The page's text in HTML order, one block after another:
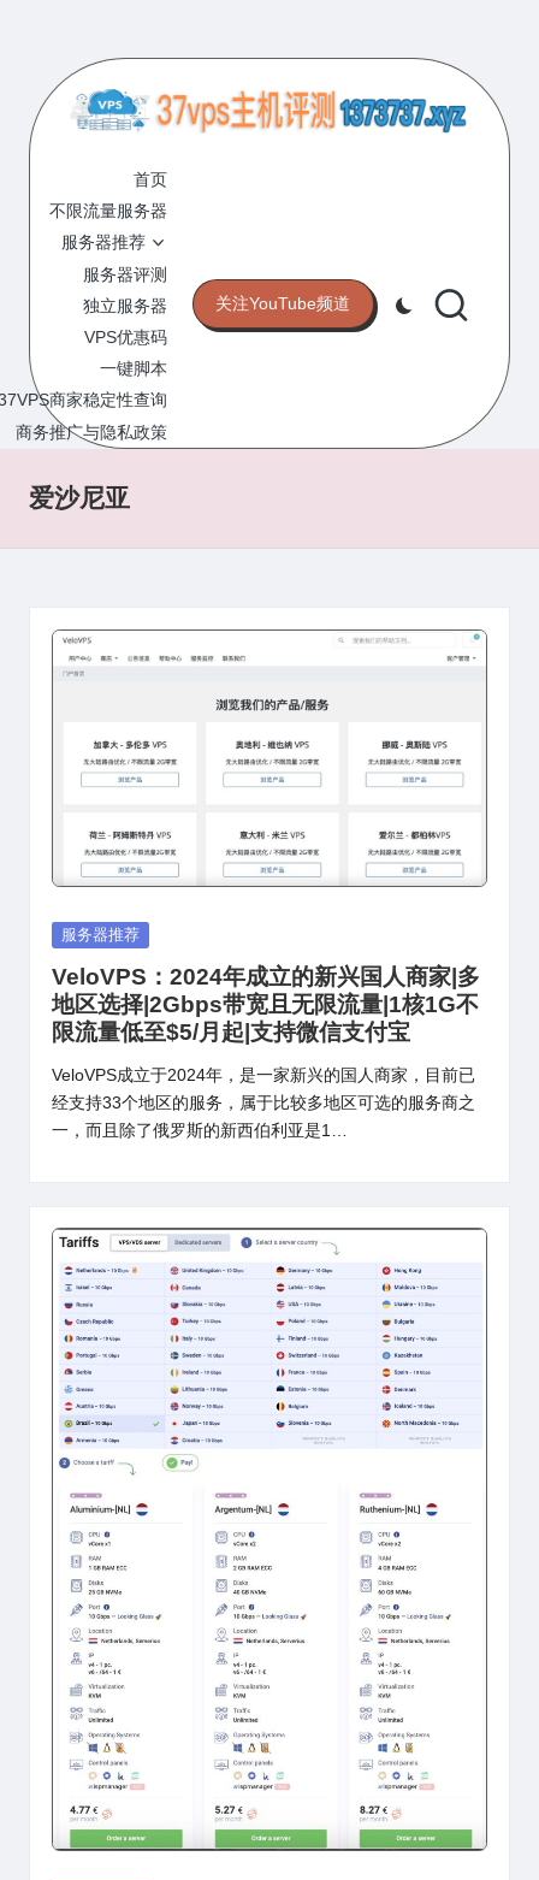
content
7
V
P
S
主
机
评
测
的
VPS
网
站
首页
不限流量服务器
服务器推荐
服务器评测
独立服务器
VPS优惠码
一键脚本
商家稳定性查询
商务推广与隐私政策
关注YouTube频道
爱沙尼亚
Posted
服务器推荐
VeloVPS：2024年成立的新兴国人商家|多
地区选择|2Gbps带宽且无限流量|1核1G不
限流量低至$5/月起|支持微信支付宝
VeloVPS成立于2024年，是一家新兴的国人商家，目前已
经支持33个地区的服务，属于比较多地区可选的服务商之
一，而且除了俄罗斯的新西伯利亚是1…